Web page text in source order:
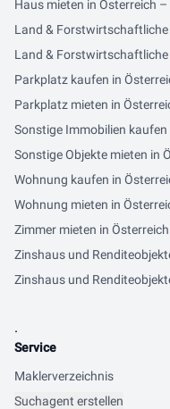
Haus mieten in Österreich
Land &
Land &
Parkplatz kaufen in
Parkplatz mieten in
Sonstige Immobilien kaufen
Sonstige Objekte mieten in
Wohnung kaufen in
Wohnung mieten in
Zimmer mieten in
Zinshaus und
Zinshaus und
.
Service
Maklerverzeichnis
Suchagent erstellen